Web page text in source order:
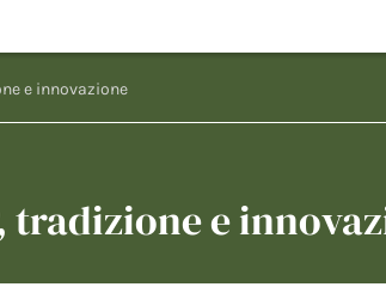
e innovazione
tradizione e